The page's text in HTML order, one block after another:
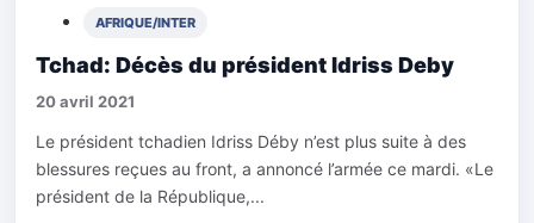
AFRIQUE/INTER
Tchad: Décès du président Idriss Deby
20 avril 2021
Le président tchadien Idriss Déby n’est plus suite à des
blessures reçues au front, a annoncé l’armée ce mardi. «Le
président de la République,...